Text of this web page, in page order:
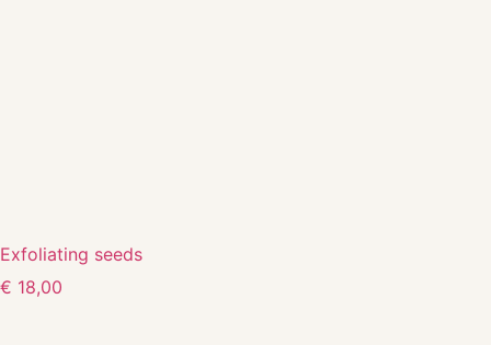
Exfoliating seeds
€ 18,00